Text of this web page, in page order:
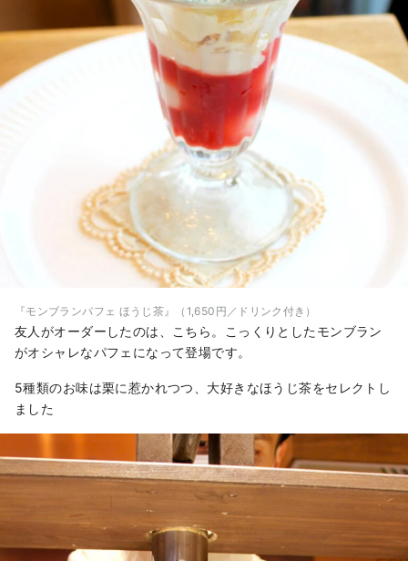
『モンブランパフェ ほうじ茶』（1,650円／ドリンク付き）
友人がオーダーしたのは、こちら。こっくりとしたモンブラン
がオシャレなパフェになって登場です。
5種類のお味は栗に惹かれつつ、大好きなほうじ茶をセレクトし
ました